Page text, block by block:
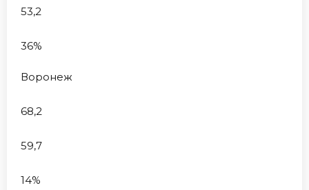
53,2
36%
Воронеж
68,2
59,7
14%